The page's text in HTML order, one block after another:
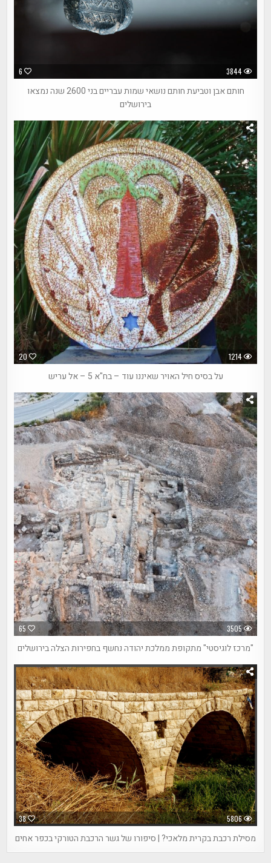
6 3844
חותם אבן וטביעת חותם נושאי שמות עבריים בני 2600 שנה נמצאו
בירושלים
20 1214
על בסיס חיל האויר שאיננו עוד – בח"א 5 – אל עריש
65 3505
"מרכז לוגיסטי" מתקופת ממלכת יהודה נחשף בחפירות הצלה בירושלים
38 5806
מסילת רכבת בקרית מלאכי? | סיפורו של גשר הרכבת הטורקי בכפר אחים